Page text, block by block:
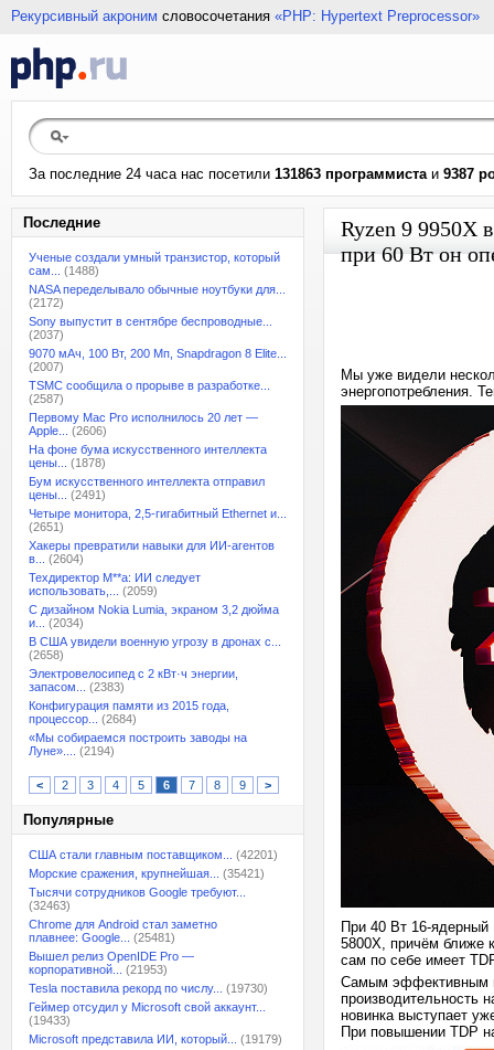
Рекурсивный акроним словосочетания «PHP: Hypertext Preprocessor»
За последние 24 часа нас посетили 131863 программистаи 9387
Последние
Ученые создали умный транзистор, который
сам...
(1488)
NASA переделывало обычные ноутбуки для...
(2172)
Sony выпустит в сентябре беспроводные...
(2037)
9070 мАч, 100 Вт, 200 Мп, Snapdragon 8 Elite...
(2007)
TSMC сообщила о прорыве в разработке...
(2587)
Первому Mac Pro исполнилось 20 лет —
Apple...
(2606)
На фоне бума искусственного интеллекта
цены...
(1878)
Бум искусственного интеллекта отправил
цены...
(2491)
Четыре монитора, 2,5-гигабитный Ethernet и...
(2651)
Хакеры превратили навыки для ИИ-агентов
в...
(2604)
Техдиректор M**a: ИИ следует
использовать,...
(2059)
С дизайном Nokia Lumia, экраном 3,2 дюйма
и...
(2034)
В США увидели военную угрозу в дронах с...
(2658)
Электровелосипед с 2 кВт·ч энергии,
запасом...
(2383)
Конфигурация памяти из 2015 года,
процессор...
(2684)
«Мы собираемся построить заводы на
Луне»....
(2194)
< 2 3 4 5 6 7 8 9 >
Популярные
США стали главным поставщиком...
(42201)
Морские сражения, крупнейшая...
(35421)
Тысячи сотрудников Google требуют...
(32463)
Chrome для Android стал заметно
плавнее: Google...
(25481)
Вышел релиз OpenIDE Pro —
корпоративной...
(21953)
Tesla поставила рекорд по числу...
(19730)
Геймер отсудил у Microsoft свой аккаунт...
(19433)
Microsoft представила ИИ, который...
(19179)
Ryzen 9 9950X
при 60 Вт он
Мы уже видели
энергопотребления.
При 40 Вт 16-ядерный
5800X, причём ближе
сам по себе имеет
Самым эффективным
производительность
новинка выступает
При повышении TDP